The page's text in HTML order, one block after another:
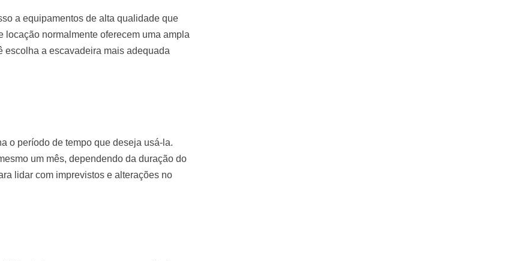
a equipamentos de alta qualidade que
locação normalmente oferecem uma ampla
escolha a escavadeira mais adequada
o período de tempo que deseja usá-la.
um mês, dependendo da duração do
lidar com imprevistos e alterações no